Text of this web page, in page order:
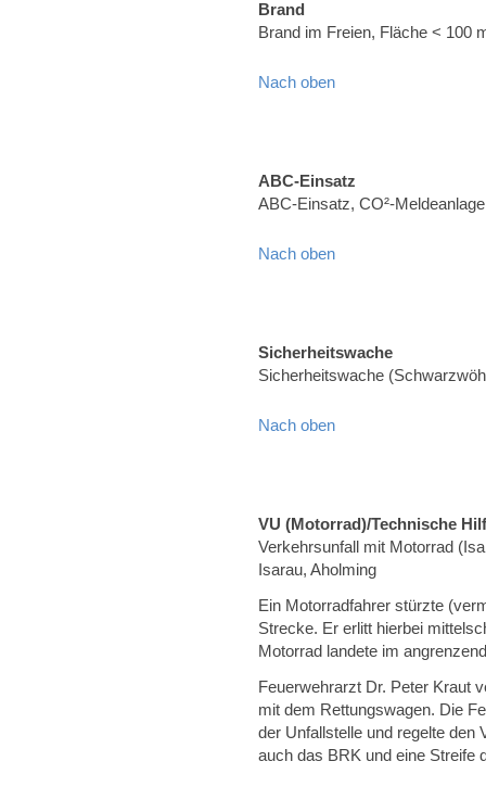
Brand
Brand im Freien, Fläche < 100
Nach oben
ABC-Einsatz
ABC-Einsatz, CO²-
Nach oben
Sicherheitswache
Sicherheitswache
Nach oben
VU (Motorrad)/Technische
Verkehrsunfall mit Motorrad
Isarau, Aholming
Ein Motorradfahrer stürzte
Strecke. Er erlitt hierbei
Motorrad landete im
Feuerwehrarzt Dr. Peter Kraut
mit dem Rettungswagen. Die
der Unfallstelle und regelte den
auch das BRK und eine Streife